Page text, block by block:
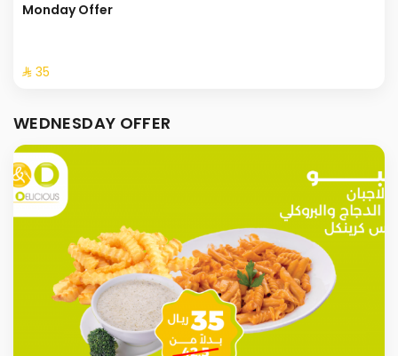
Monday Offer
⁨⁦‪‬ 35⁩
WEDNESDAY OFFER